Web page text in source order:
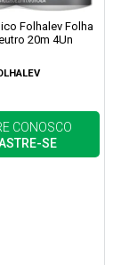
Folhalev Folha
20m 4Un
CONOSCO
SE